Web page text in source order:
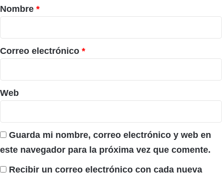
r
i
o
*
Nombre *
Correo electrónico *
Web
Guarda mi nombre, correo electrónico y web en
este navegador para la próxima vez que comente.
Recibir un correo electrónico con cada nueva